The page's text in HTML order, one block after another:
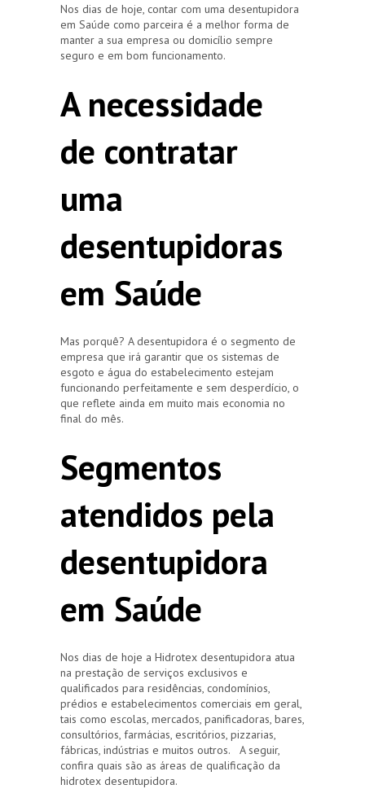
Nos dias de hoje, contar com uma desentupidora
em Saúde como parceira é a melhor forma de
manter a sua empresa ou domicílio sempre
seguro e em bom funcionamento.
A necessidade
de contratar
uma
desentupidoras
em Saúde
Mas porquê? A desentupidora é o segmento de
empresa que irá garantir que os sistemas de
esgoto e água do estabelecimento estejam
funcionando perfeitamente e sem desperdício, o
que reflete ainda em muito mais economia no
final do mês.
Segmentos
atendidos pela
desentupidora
em Saúde
Nos dias de hoje a Hidrotex desentupidora atua
na prestação de serviços exclusivos e
qualificados para residências, condomínios,
prédios e estabelecimentos comerciais em geral,
tais como escolas, mercados, panificadoras, bares,
consultórios, farmácias, escritórios, pizzarias,
fábricas, indústrias e muitos outros. A seguir,
confira quais são as áreas de qualificação da
hidrotex desentupidora.